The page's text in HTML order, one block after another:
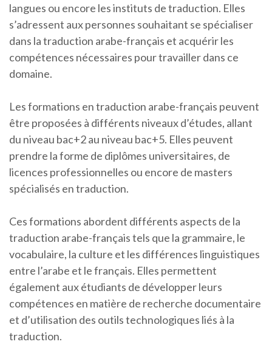
langues ou encore les instituts de traduction. Elles
s’adressent aux personnes souhaitant se spécialiser
dans la traduction arabe-français et acquérir les
compétences nécessaires pour travailler dans ce
domaine.
Les formations en traduction arabe-français peuvent
être proposées à différents niveaux d’études, allant
du niveau bac+2 au niveau bac+5. Elles peuvent
prendre la forme de diplômes universitaires, de
licences professionnelles ou encore de masters
spécialisés en traduction.
Ces formations abordent différents aspects de la
traduction arabe-français tels que la grammaire, le
vocabulaire, la culture et les différences linguistiques
entre l’arabe et le français. Elles permettent
également aux étudiants de développer leurs
compétences en matière de recherche documentaire
et d’utilisation des outils technologiques liés à la
traduction.